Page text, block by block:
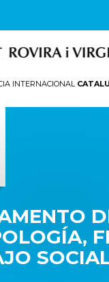
INTERNACIONAL